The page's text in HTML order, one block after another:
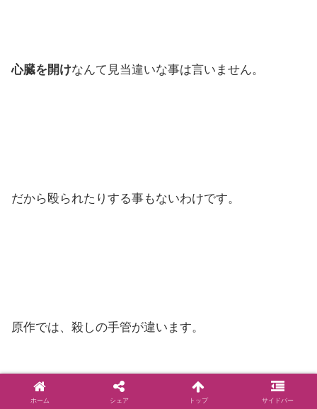
心臓を開けなんて見当違いな事は言いません。
だから殴られたりする事もないわけです。
原作では、殺しの手管が違います。
ホーム シェア トップ サイドバー